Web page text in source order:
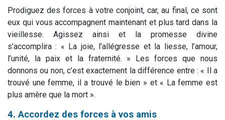
Prodiguez des forces à votre conjoint, car, au final, ce sont
eux qui vous accompagnent maintenant et plus tard dans la
vieillesse. Agissez ainsi et la promesse divine
s’accomplira : « La joie, l’allégresse et la liesse, l’amour,
l’unité, la paix et la fraternité. » Les forces que nous
donnons ou non, c’est exactement la différence entre : « Il a
trouvé une femme, il a trouvé le bien » et « La femme est
plus amère que la mort ».
4. Accordez des forces à vos amis